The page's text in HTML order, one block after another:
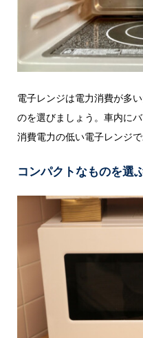
電子レンジは電力消費が多
のを選びましょう。車内に
消費電力の低い電子レンジ
コンパクトなものを選